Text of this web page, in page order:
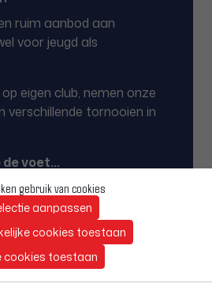
ruim aanbod aan
voor jeugd als
eigen club, nemen onze
verschillende tornooien in
voet...
gebruik van cookies
aanpassen
cookies toestaan
cookies toestaan